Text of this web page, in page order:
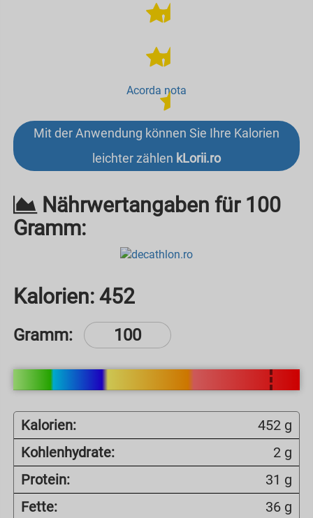
Acorda nota
Mit der Anwendung können Sie Ihre Kalorien
leichter zählen kLorii.ro
Nährwertangaben für 100
Gramm:
Kalorien: 452
Gramm:
Kalorien:
452 g
Kohlenhydrate:
2 g
Protein:
31 g
Fette:
36 g